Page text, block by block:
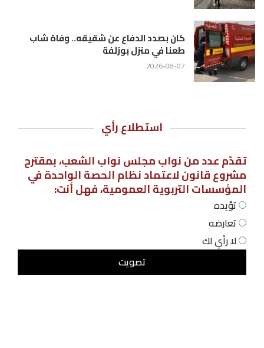
كان بصدد الدفاع عن شقيقه.. وفاة شاب
طعنا في منزل بوزلفة
2026-08-07
استطلاع رأي
تقدّم عدد من نواب مجلس نواب الشعب، بمقترح
مشروع قانون لاعتماد نظام الحصة الواحدة في
المؤسسات التربوية العمومية، فهل أنت:
تؤيده
تعارضه
لا رأي لك